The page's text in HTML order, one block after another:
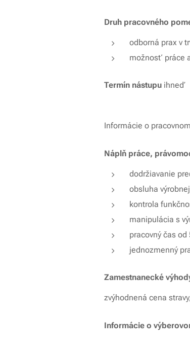
Druh pracovného
odborná prax v
možnosť práce
Termín nástupu ihneď
Informácie o
Náplň práce,
dodržiavanie
obsluha
kontrola
manipulácia s
pracovný čas
jednozmenný
Zamestnanecké
zvýhodnená cena
Informácie o